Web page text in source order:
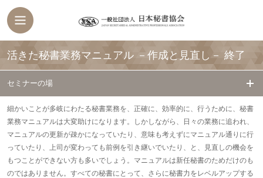
活きた秘書業務マニュアル －作成と見直し－ 終了
セミナーの場
細かいことが多岐にわたる秘書業務を、正確に、効率的に、行うために、秘書
業務マニュアルは大変助けになります。しかしながら、日々の業務に追われ、
マニュアルの更新が疎かになっていたり、意味も考えずにマニュアル通りに行
っていたり、上司が変わっても前例を引き継いでいたり、と、見直しの機会を
もつことができない方も多いでしょう。マニュアルは新任秘書のためだけのも
のではありません。すべての秘書にとって、さらに秘書力をレベルアップする